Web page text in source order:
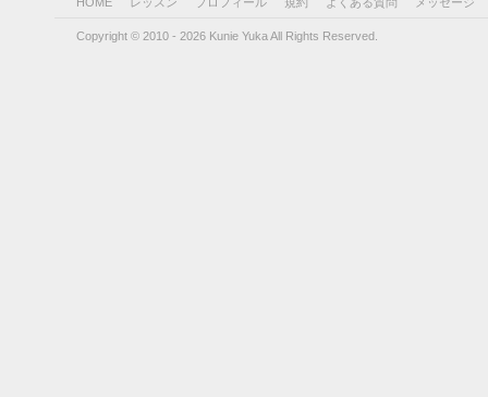
Copyright © 2010 - 2026 Kunie Yuka All Rights Reserved.